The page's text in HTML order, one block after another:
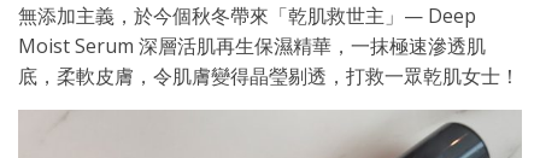
無添加主義，於今個秋冬帶來「乾肌救世主」— Deep
Moist Serum 深層活肌再生保濕精華，一抹極速滲透肌
底，柔軟皮膚，令肌膚變得晶瑩剔透，打救一眾乾肌女士！